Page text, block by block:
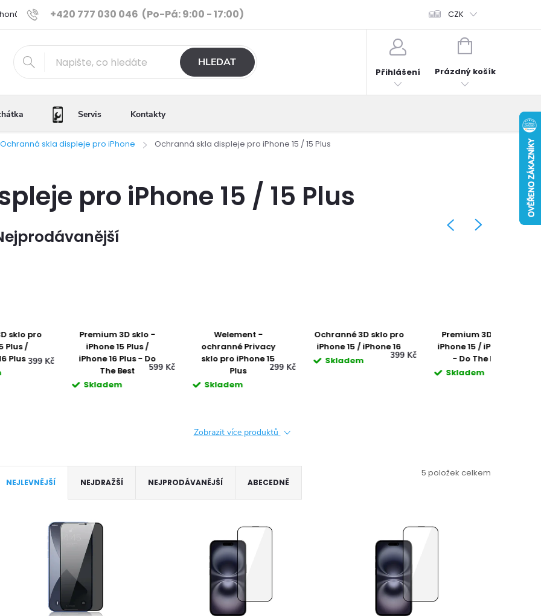
+420 777 030 046 (Po-Pá: 9:00 - 17:00)
Ověřené iPhony Výhody e-shopu Porovnání telefonů Hodnocení obchodu
CZK
HLEDAT
Přihlášení
NÁKUPNÍ
Prázdný košík
Servis Kontakty
Ochranná skla displeje pro iPhone Ochranná skla displeje pro iPhone 15 / 15 Plus
pro iPhone 15 / 15 Plus
Premium 3D sklo -
iPhone 15 Plus /
iPhone 16 Plus - Do
599 Kč
Welement -
ochranné Privacy
sklo pro iPhone 15
Plus
299 Kč
Ochranné 3D sklo pro
iPhone 15 / iPhone 16
Skladem
399 Kč
Premium 3D sklo -
iPhone 15 / iPhone 16
- Do The Best
599 Kč
Zobrazit více produktů
NEJLEVNĚJŠÍ NEJDRAŽŠÍ NEJPRODÁVANĚJŠÍ ABECEDNĚ
5 položek celkem